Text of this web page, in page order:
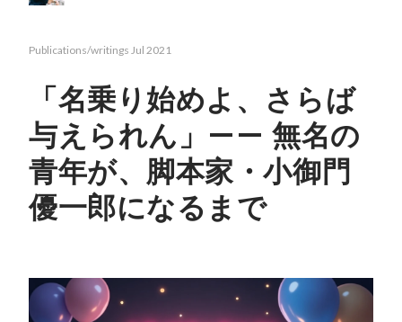
Publications/writings Jul 2021
「名乗り始めよ、さらば
与えられん」—— 無名の
青年が、脚本家・小御門
優一郎になるまで